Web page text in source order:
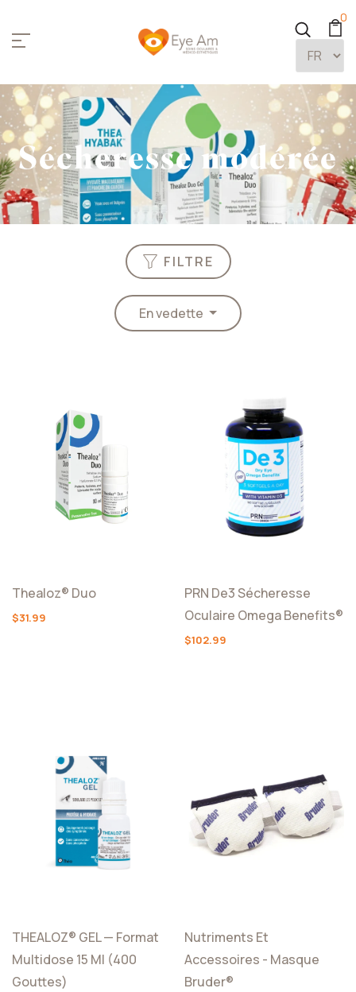
0
Sécheresse modérée
FILTRE
En vedette
Thealoz® Duo
$31.99
PRN De3 Sécheresse
Oculaire Omega Benefits®
$102.99
THEALOZ® GEL — Format
Multidose 15 Ml (400
Gouttes)
Nutriments Et
Accessoires - Masque
Bruder®